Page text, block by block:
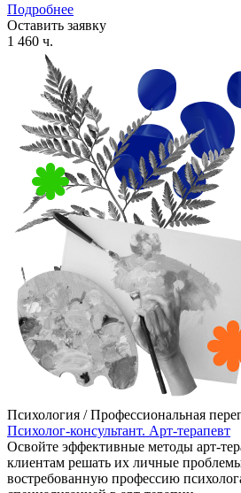
Подробнее
Оставить заявку
1 460 ч.
Психология / Профессиональная
Психолог-консультант. Арт-терапевт
Освойте эффективные методы арт-
клиентам решать их личные
востребованную профессию